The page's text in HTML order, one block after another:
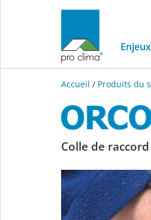
Enjeux
Accueil / Produits du
ORCON
Colle de